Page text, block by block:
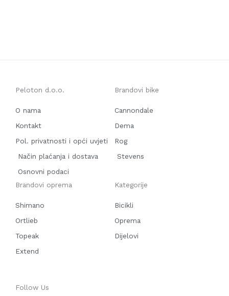
Peloton d.o.o.
O nama
Kontakt
Pol. privatnosti i opći uvjeti
Način plaćanja i dostava
Osnovni podaci
Brandovi bike
Cannondale
Dema
Rog
Stevens
Brandovi oprema
Shimano
Ortlieb
Topeak
Extend
Kategorije
Bicikli
Oprema
Dijelovi
Follow Us